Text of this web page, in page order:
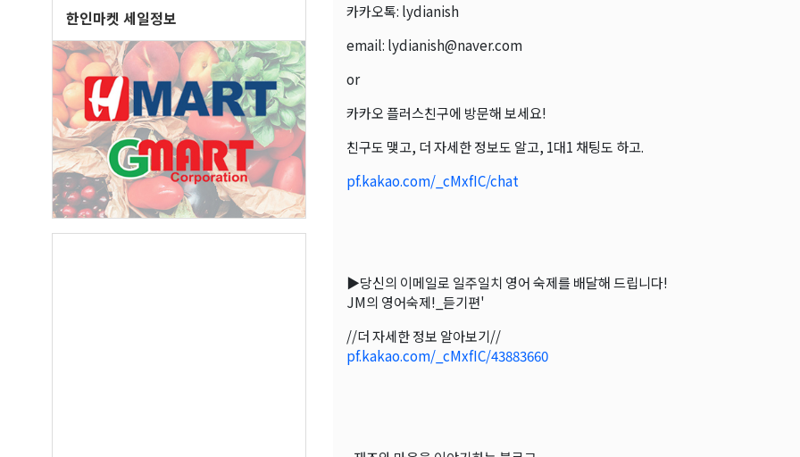
한인마켓 세일정보
카카오톡: lydianish
email: lydianish@naver.com
or
카카오 플러스친구에 방문해 보세요!
친구도 맺고, 더 자세한 정보도 알고, 1대1 채팅도 하고.
pf.kakao.com/_cMxfIC/chat
▶당신의 이메일로 일주일치 영어 숙제를 배달해 드립니다!
JM의 영어숙제!_듣기편'
//더 자세한 정보 알아보기//
pf.kakao.com/_cMxfIC/43883660